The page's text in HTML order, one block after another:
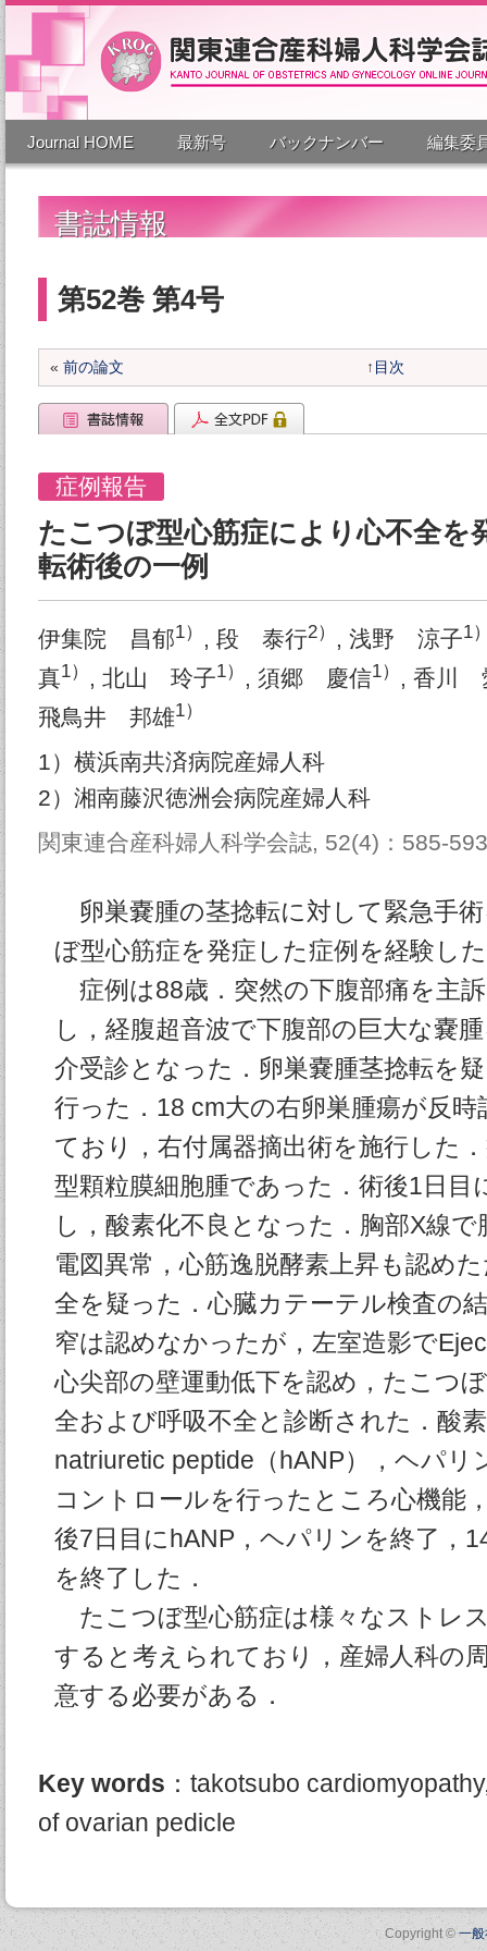
Journal HOME 最新号 バックナンバー 編集委
書誌情報
第52巻 第4号
« 前の論文 ↑ 目次
症例報告
たこつぼ型心筋症により心不全を
転術後の一例
伊集院 昌郁1） , 段 泰行2） , 浅野 涼子1
真1） , 北山 玲子1） , 須郷 慶信1） , 香川
飛鳥井 邦雄1）
1）横浜南共済病院産婦人科
2）湘南藤沢徳洲会病院産婦人科
関東連合産科婦人科学会誌, 52(4)：585-
卵巣嚢腫の茎捻転に対して緊急手
ぼ型心筋症を発症した症例を経験し
症例は88歳．突然の下腹部痛を主
し，経腹超音波で下腹部の巨大な嚢
介受診となった．卵巣嚢腫茎捻転を
行った．18 cm大の右卵巣腫瘍が反時
ており，右付属器摘出術を施行した
型顆粒膜細胞腫であった．術後1日目
し，酸素化不良となった．胸部X線
電図異常，心筋逸脱酵素上昇も認め
全を疑った．心臓カテーテル検査の
窄は認めなかったが，左室造影で
心尖部の壁運動低下を認め，たこつ
全および呼吸不全と診断された．酸
natriuretic peptide（hANP），ヘパリ
コントロールを行ったところ心機能
後7日目にhANP，ヘパリンを終了，
を終了した．
たこつぼ型心筋症は様々なストレ
すると考えられており，産婦人科の
意する必要がある．
Key words ：takotsubo
of ovarian pedicle
Copyright ©一